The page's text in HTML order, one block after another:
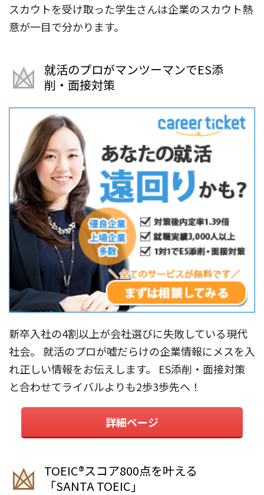
スカウトを受け取った学生さんは企業のスカウト熱
意が一目で分かります。
就活のプロがマンツーマンでES添
削・面接対策
新卒入社の4割以上が会社選びに失敗している現代
社会。 就活のプロが嘘だらけの企業情報にメスを入
れ正しい情報をお伝えします。 ES添削・面接対策
と合わせてライバルよりも2歩3歩先へ！
詳細ページ
TOEIC®︎スコア800点を叶える
「SANTA TOEIC」